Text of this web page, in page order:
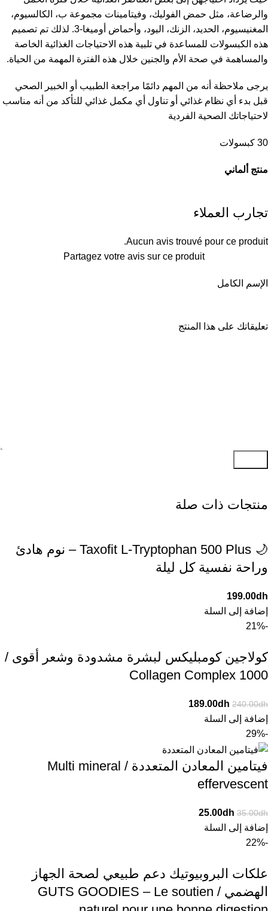
والرضاعة، مثل حمض الفوليك، وفيتامينات مجموعة ب، الكالسيوم،
المغنيسيوم، الحديد، الزنك، اليود، وأحماض أوميغا-3. لذلك تم تصميم
هذه الكبسولات للمساعدة في تلبية هذه الاحتياجات الغذائية الخاصة
والمساهمة في صحة الأم والجنين خلال هذه الفترة المهمة من الحياة.
يرجى ملاحظة أنه من المهم دائمًا مراجعة الطبيب أو الخبير الصحي
قبل بدء أي نظام غذائي أو تناول أي مكمل غذائي للتأكد من أنه مناسب
لاحتياجاتك الصحية الفردية
30 كبسولات
منتج ألماني
تجارب العملاء
Aucun avis trouvé pour ce produit.
Partagez votre avis sur ce produit
الإسم الكامل
تعليقاتك على هذا المنتج
منتجات ذات صلة
🌙 Taxofit L-Tryptophan 500 Plus – نوم هادئ
وراحة نفسية كل ليلة
199.00dh
إضافة إلى السلة
-21%
كولاجين كومبليكس لبشرة مشدودة وشعر أقوى /
Collagen Complex 1000
240.00dh
189.00dh
إضافة إلى السلة
-29%
فيتامين المعادن المتعددة / Multi mineral
effervescent
35.00dh
25.00dh
إضافة إلى السلة
-22%
علكات البروبيوتيك دعم طبيعي لصحة الجهاز
الهضمي / GUTS GOODIES – Le soutien